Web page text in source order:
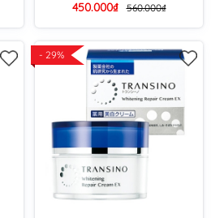
450.000₫
560.000₫
- 29%